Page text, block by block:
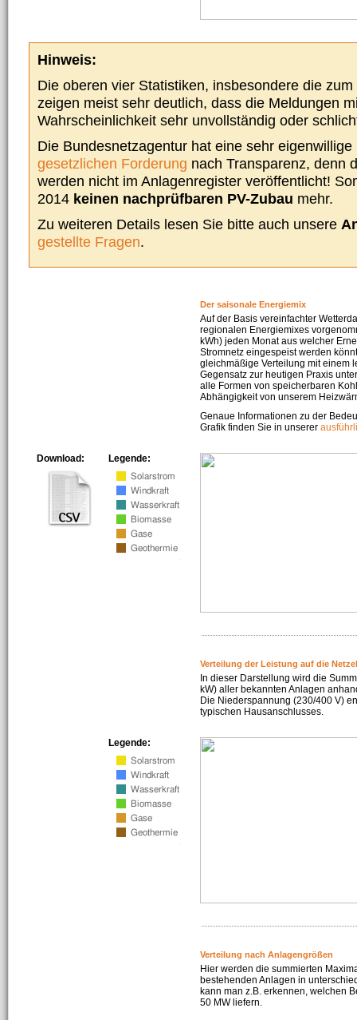
Hinweis:
Die oberen vier Statistiken, insbesondere die
zeigen meist sehr deutlich, dass die Meldungen
Wahrscheinlichkeit sehr unvollständig oder
Die Bundesnetzagentur hat eine sehr
gesetzlichen Forderung nach Transparenz, denn
werden nicht im Anlagenregister veröffentlicht!
2014 keinen nachprüfbaren PV-Zubau mehr.
Zu weiteren Details lesen Sie bitte auch unsere
gestellte Fragen.
Der saisonale Energiemix
Auf der Basis vereinfachter
regionalen Energiemixes
kWh) jeden Monat aus welcher
Stromnetz eingespeist werden
gleichmäßige Verteilung mit einem
Gegensatz zur heutigen Praxis
alle Formen von speicherbaren
Abhängigkeit von unserem
Genaue Informationen zu der
Grafik finden Sie in unserer
Legende:
Download:
Verteilung der Leistung auf die
In dieser Darstellung wird die
kW) aller bekannten Anlagen
Die Niederspannung (230/400 V)
typischen Hausanschlusses.
Legende:
Verteilung nach Anlagengrößen
Hier werden die summierten
bestehenden Anlagen in
kann man z.B. erkennen, welchen
50 MW liefern.